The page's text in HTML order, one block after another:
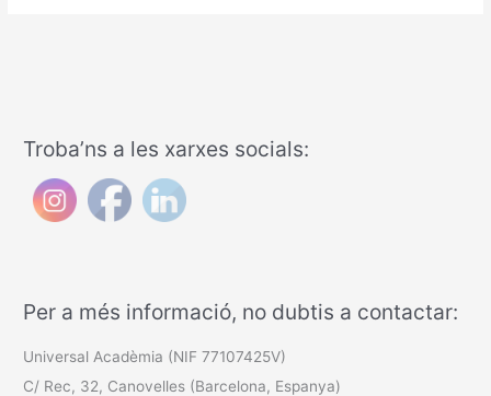
Troba’ns a les xarxes socials:
Per a més informació, no dubtis a contactar:
Universal Acadèmia (NIF 77107425V)
C/ Rec, 32, Canovelles (Barcelona, Espanya)